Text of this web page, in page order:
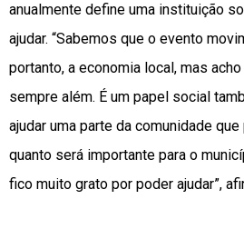
anualmente define uma instituição
ajudar. “Sabemos que o evento
portanto, a economia local, mas
sempre além. É um papel social
ajudar uma parte da comunidade
quanto será importante para o
fico muito grato por poder ajudar”,